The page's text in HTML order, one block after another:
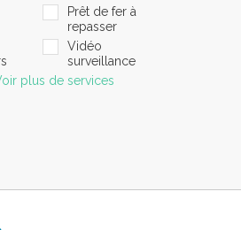
Prêt de fer à
repasser
Vidéo
surveillance
plus de services